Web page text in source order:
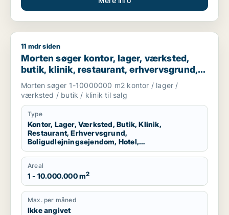
Morten søger kontor, lager, værksted, butik, klinik,
11 mdr siden
Morten søger kontor, lager, værksted,
butik, klinik, restaurant, erhvervsgrund,
boligudlejningsejendom, hotel eller
produktionslokaler til salg i Region
Nordjylland
Morten søger 1-10000000 m2 kontor / lager /
værksted / butik / klinik til salg
Type
Kontor, Lager, Værksted, Butik, Klinik,
Restaurant, Erhvervsgrund,
Boligudlejningsejendom, Hotel,
Produktionslokaler
Areal
1 - 10.000.000 m2
Max. per måned
Ikke angivet